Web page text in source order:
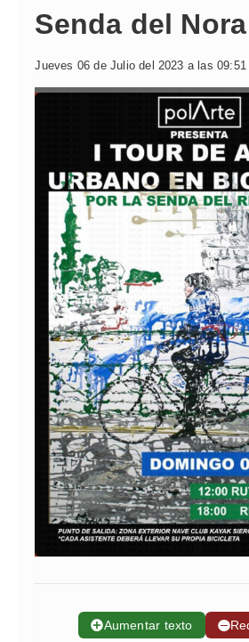
Senda del Nora
Jueves 06 de Julio del 2023 a las 09:51
➕Aumentar texto ➖